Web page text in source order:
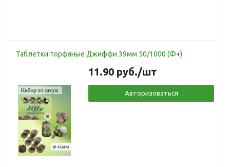
Таблетки торфяные Джиффи 39мм 50/1000 (Ф+)
11.90 руб./шт
Авторизоваться